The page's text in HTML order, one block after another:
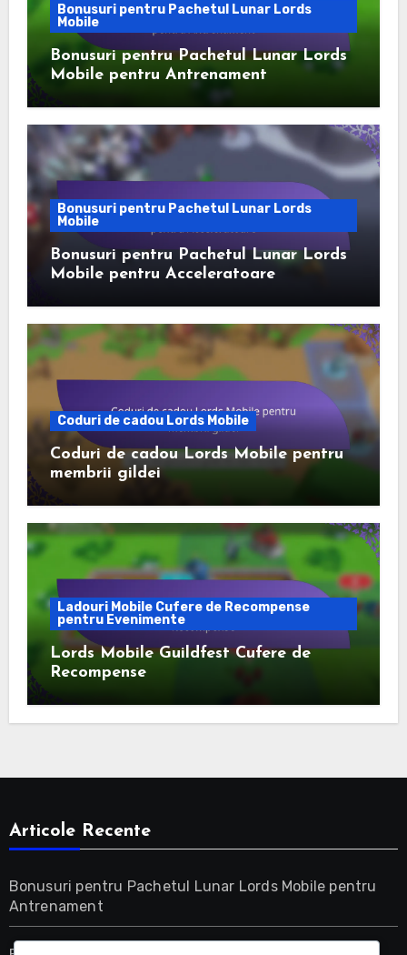
Bonusuri pentru Pachetul Lunar Lords
Mobile
Bonusuri pentru Pachetul Lunar Lords
Mobile pentru Antrenament
Bonusuri pentru Pachetul Lunar Lords
Mobile
Bonusuri pentru Pachetul Lunar Lords
Mobile pentru Acceleratoare
Coduri de cadou Lords Mobile
Coduri de cadou Lords Mobile pentru
membrii gildei
Ladouri Mobile Cufere de Recompense
pentru Evenimente
Lords Mobile Guildfest Cufere de
Recompense
Articole Recente
Bonusuri pentru Pachetul Lunar Lords Mobile pentru
Antrenament